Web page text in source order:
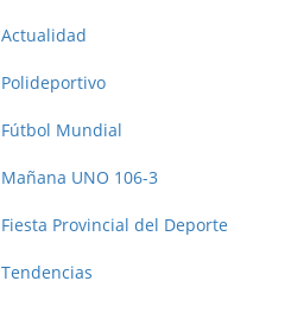
Actualidad
Polideportivo
Fútbol Mundial
Mañana UNO 106-3
Fiesta Provincial del Deporte
Tendencias